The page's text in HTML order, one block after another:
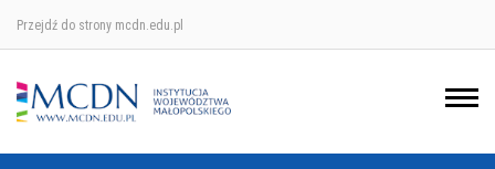
Przejdź do strony mcdn.edu.pl
Ośrodek w Krakowie
Ośrodek w Nowym Sączu